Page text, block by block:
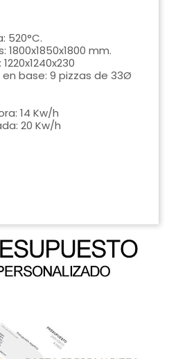
520°C.
mm.
base: 9 pizzas de 33Ø
14 Kw/h
20 Kw/h